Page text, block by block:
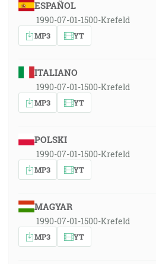
ESPAÑOL
1990-07-01-1500-Krefeld
MP3 YT
ITALIANO
1990-07-01-1500-Krefeld
MP3 YT
POLSKI
1990-07-01-1500-Krefeld
MP3 YT
MAGYAR
1990-07-01-1500-Krefeld
MP3 YT